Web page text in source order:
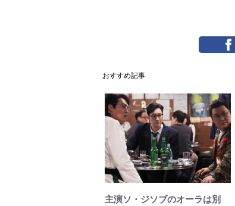
おすすめ記事
主演ソ・ジソブのオーラは別